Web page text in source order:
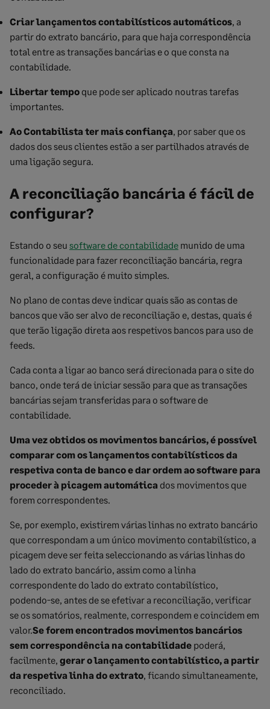
Criar lançamentos contabilísticos automáticos, a
partir do extrato bancário, para que haja correspondência
total entre as transações bancárias e o que consta na
contabilidade.
Libertar tempo que pode ser aplicado noutras tarefas
importantes.
Ao Contabilista ter mais confiança, por saber que os
dados dos seus clientes estão a ser partilhados através de
uma ligação segura.
A reconciliação bancária é fácil de
configurar?
Estando o seu software de contabilidade munido de uma
funcionalidade para fazer reconciliação bancária, regra
geral, a configuração é muito simples.
No plano de contas deve indicar quais são as contas de
bancos que vão ser alvo de reconciliação e, destas, quais é
que terão ligação direta aos respetivos bancos para uso de
feeds.
Cada conta a ligar ao banco será direcionada para o site do
banco, onde terá de iniciar sessão para que as transações
bancárias sejam transferidas para o software de
contabilidade.
Uma vez obtidos os movimentos bancários, é possível
comparar com os lançamentos contabilísticos da
respetiva conta de banco e dar ordem ao software para
proceder à picagem automática dos movimentos que
forem correspondentes.
Se, por exemplo, existirem várias linhas no extrato bancário
que correspondam a um único movimento contabilístico, a
picagem deve ser feita seleccionando as várias linhas do
lado do extrato bancário, assim como a linha
correspondente do lado do extrato contabilístico,
podendo-se, antes de se efetivar a reconciliação, verificar
se os somatórios, realmente, correspondem e coincidem em
valor.Se forem encontrados movimentos bancários
sem correspondência na contabilidade poderá,
facilmente, gerar o lançamento contabilístico, a partir
da respetiva linha do extrato, ficando simultaneamente,
reconciliado.